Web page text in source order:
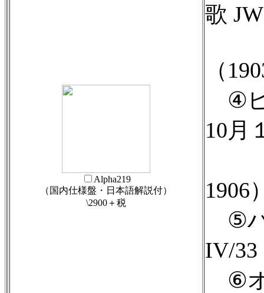
Alpha219
（国内仕様盤・日本語解説付）
\2900＋税
歌
（
④ピ
10月
1906
⑤ハ
IV/33
⑥オ